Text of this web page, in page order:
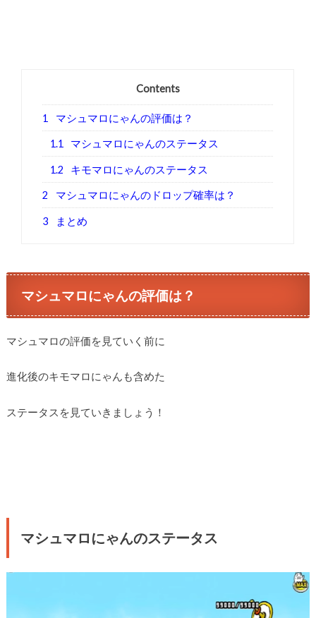
Contents
1 マシュマロにゃんの評価は？
1.1 マシュマロにゃんのステータス
1.2 キモマロにゃんのステータス
2 マシュマロにゃんのドロップ確率は？
3 まとめ
マシュマロにゃんの評価は？
マシュマロの評価を見ていく前に
進化後のキモマロにゃんも含めた
ステータスを見ていきましょう！
マシュマロにゃんのステータス